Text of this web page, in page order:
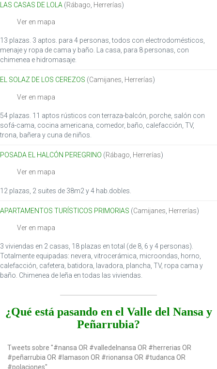
LAS CASAS DE LOLA (Rábago Herrerías)
Ver en mapa
13 plazas. 3 aptos. para 4 personas, todos con electrodomésticos,
menaje y ropa de cama y baño. La casa, para 8 personas, con
chimenea e hidromasaje.
EL SOLAZ DE LOS CEREZOS (Camijanes, Herrerías)
Ver en mapa
54 plazas. 11 aptos rústicos con terraza-balcón, porche, salón con
sofá-cama, cocina americana, comedor, baño, calefacción, TV,
trona, bañera y cuna de niños.
POSADA EL HALCÓN PEREGRINO (Rábago Herrerías)
Ver en mapa
12 plazas, 2 suites de 38m2 y 4 hab.dobles.
APARTAMENTOS TURÍSTICOS PRIMORIAS (Camijanes Herrerías)
Ver en mapa
3 viviendas en 2 casas, 18 plazas en total (de 8, 6 y 4 personas).
Totalmente equipadas: nevera, vitrocerámica, microondas, horno,
calefacción, cafetera, batidora, lavadora, plancha, TV, ropa cama y
baño. Chimenea de leña en todas las viviendas.
¿Qué está pasando en el Valle del Nansa y
Peñarrubia?
Tweets sobre "#nansa OR #valledelnansa OR #herrerias OR
#peñarrubia OR #lamason OR #rionansa OR #tudanca OR
#polaciones"